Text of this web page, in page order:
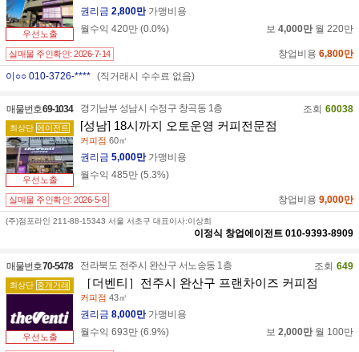
우선노출
권리금 2,800만 가맹비용
월수익 420만 (0.0%) 보 4,000만 월 220만
실매물 주인확인: 2026-7-14 창업비용 6,800만
이○○ 010-3726-**** (직거래시 수수료 없음)
매물번호69-1034
최상단 에이전트
우선노출
경기남부 성남시 수정구 창곡동 1층 조회 60038
[성남] 18시까지 오토운영 커피전문점
커피점 60㎡
권리금 5,000만 가맹비용
월수익 485만 (5.3%)
실매물 주인확인: 2026-5-8 창업비용 9,000만
(주)점포라인 211-88-15343 서울 서초구 대표이사:이상희
이정식 창업에이전트 010-9393-8909
매물번호70-5478
최상단 중개거래
우선노출
전라북도 전주시 완산구 서노송동 1층 조회 649
［더벤티］전주시 완산구 프랜차이즈 커피점
커피점 43㎡
권리금 8,000만 가맹비용
월수익 693만 (6.9%) 보 2,000만 월 100만